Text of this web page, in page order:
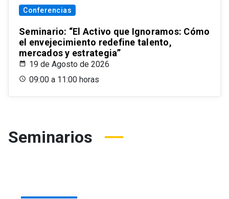
Conferencias
Seminario: “El Activo que Ignoramos: Cómo
el envejecimiento redefine talento,
mercados y estrategia”
19 de Agosto de 2026
09:00 a 11:00 horas
Seminarios